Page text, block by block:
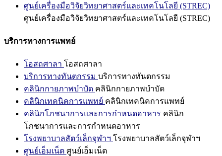
ศูนย์เครื่องมือวิจัยวิทยาศาสตร์และเทคโนโลยี (STREC)
ศูนย์เครื่องมือวิจัยวิทยาศาสตร์และเทคโนโลยี (STREC)
บริการทางการแพทย์
โอสถศาลา โอสถศาลา
บริการทางทันตกรรม บริการทางทันตกรรม
คลินิกกายภาพบำบัด คลินิกกายภาพบำบัด
คลินิกเทคนิคการแพทย์ คลินิกเทคนิคการแพทย์
คลินิกโภชนาการและการกำหนดอาหาร คลินิก
โภชนาการและการกำหนดอาหาร
โรงพยาบาลสัตว์เล็กจุฬาฯ โรงพยาบาลสัตว์เล็กจุฬาฯ
ศูนย์เอ็มเน็ต ศูนย์เอ็มเน็ต